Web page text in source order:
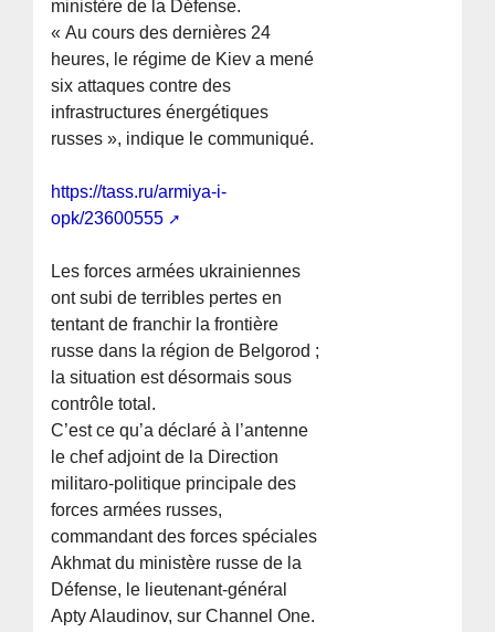
ministère de la Défense.
« Au cours des dernières 24
heures, le régime de Kiev a mené
six attaques contre des
infrastructures énergétiques
russes », indique le communiqué.
https://tass.ru/armiya-i-
opk/23600555
Les forces armées ukrainiennes
ont subi de terribles pertes en
tentant de franchir la frontière
russe dans la région de Belgorod ;
la situation est désormais sous
contrôle total.
C’est ce qu’a déclaré à l’antenne
le chef adjoint de la Direction
militaro-politique principale des
forces armées russes,
commandant des forces spéciales
Akhmat du ministère russe de la
Défense, le lieutenant-général
Apty Alaudinov, sur Channel One.